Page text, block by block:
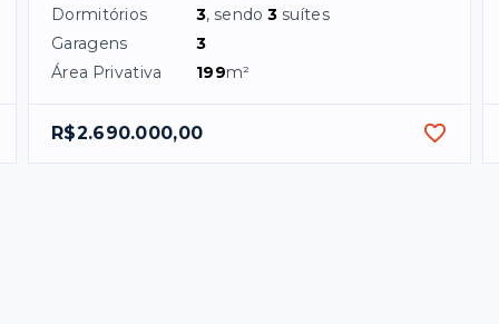
Dormitórios 3, sendo3 suítes
Garagens
3
Área Privativa
199m²
R$2.690.000,00